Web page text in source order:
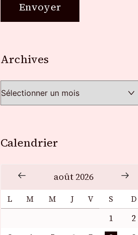
Archives
Calendrier
août 2026
L M M J V S D
1
2